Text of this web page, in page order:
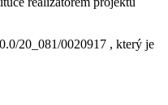
20_081/0020917 , který je